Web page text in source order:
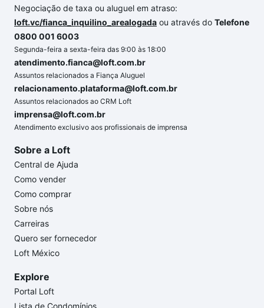
Negociação de taxa ou aluguel em atraso:
loft.vc/fianca_inquilino_arealogada ou através do Telefone
0800 001 6003
Segunda-feira a sexta-feira das 9:00 às 18:00
atendimento.fianca@loft.com.br
Assuntos relacionados a Fiança Aluguel
relacionamento.plataforma@loft.com.br
Assuntos relacionados ao CRM Loft
imprensa@loft.com.br
Atendimento exclusivo aos profissionais de imprensa
Sobre a Loft
Central de Ajuda
Como vender
Como comprar
Sobre nós
Carreiras
Quero ser fornecedor
Loft México
Explore
Portal Loft
Lista de Condomínios